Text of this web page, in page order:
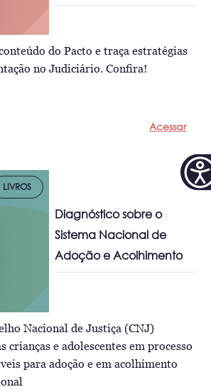
do Pacto e traça estratégias
no Judiciário. Confira!
Acessar
LIVROS
Diagnóstico sobre o
Sistema Nacional de
Adoção e Acolhimento
Nacional de Justiça (CNJ)
crianças e adolescentes em processo
para adoção e em acolhimento